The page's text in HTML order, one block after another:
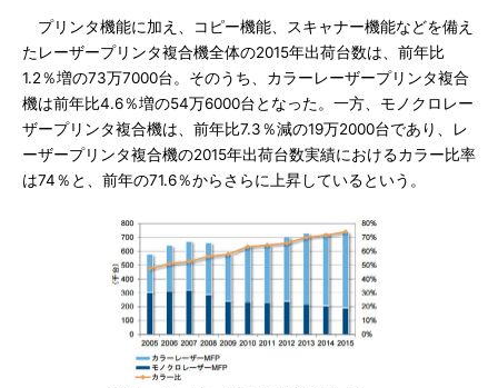
プリンタ機能に加え、コピー機能、スキャナー機能などを備え
たレーザープリンタ複合機全体の2015年出荷台数は、前年比
1.2％増の73万7000台。そのうち、カラーレーザープリンタ複合
機は前年比4.6％増の54万6000台となった。一方、モノクロレー
ザープリンタ複合機は、前年比7.3％減の19万2000台であり、レ
ーザープリンタ複合機の2015年出荷台数実績におけるカラー比率
は74％と、前年の71.6％からさらに上昇しているという。